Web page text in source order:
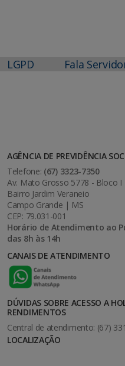
LGPD Fala
AGÊNCIA DE PREVIDÊNCIA
Telefone: (67) 3323-7350
Av. Mato Grosso 5778 - Bloco I
Bairro Jardim Veraneio
Campo Grande | MS
CEP: 79.031-001
Horário de Atendimento ao
das 8h às 14h
CANAIS DE ATENDIMENTO
DÚVIDAS SOBRE ACESSO A
RENDIMENTOS
Central de atendimento: (67)
LOCALIZAÇÃO